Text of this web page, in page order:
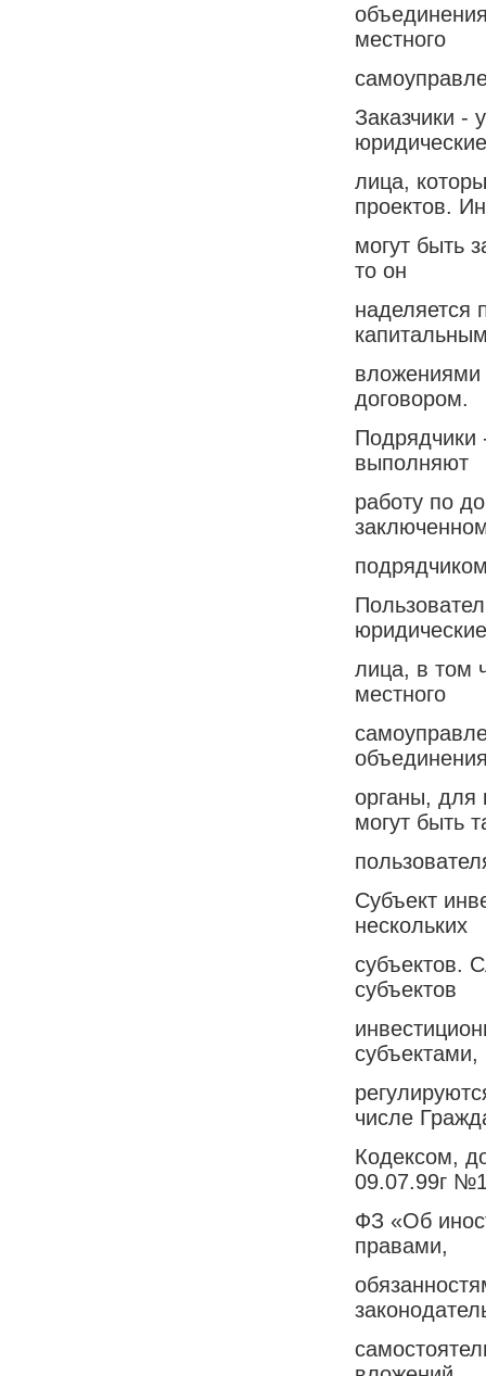
местного
Заказчики -
юридические
лица,
проектов.
могут быть
то он
наделяется
вложениями
договором.
Подрядчики
выполняют
работу по
юридические
лица, в том
местного
органы, для
могут быть
Субъект
нескольких
субъектов.
субъектов
субъектами,
числе
Кодексом,
09.07.99г
ФЗ «Об
правами,